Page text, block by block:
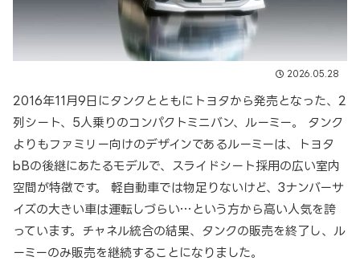
2026.05.28
2016年11月9日にタンクとともにトヨタから発売となった、2
列シート、5人乗りのコンパクトミニバン、ルーミー。 タンク
よりもファミリー向けのデザインであるルーミーは、トヨタ
bBの後継にあたるモデルで、スライドシート採用の広い室内
空間が特徴です。 軽自動車では物足りないけど、3ナンバーサ
イズの大きい車は運転しづらい…という方から高い人気を誇
っています。チャネル統合の結果、タンクの販売を終了し、ル
ーミーのみ販売を継続することになりました。